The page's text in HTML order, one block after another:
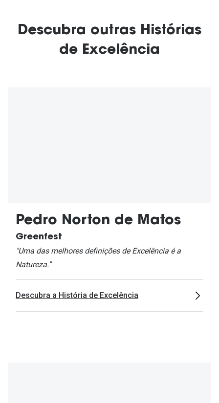
Descubra outras Histórias
de Excelência
Pedro Norton de Matos
Greenfest
"Uma das melhores definições de Excelência é a
Natureza.”
Descubra a História de Excelência